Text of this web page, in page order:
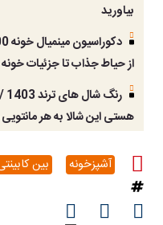
بیاورید
از حیاط جذاب تا جزئیات خونه
هستی این شالا به هر مانتویی
آشپزخونه بین